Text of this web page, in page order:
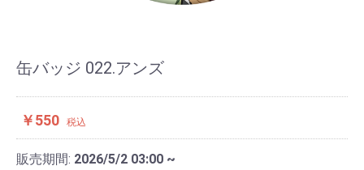
缶バッジ 022.アンズ
￥550 税込
販売期間: 2026/5/2 03:00 ~